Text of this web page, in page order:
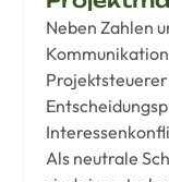
Neben Zahlen
Als neutrale